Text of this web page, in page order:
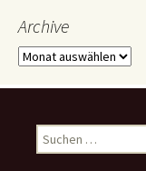
Archive
Archive
Suchen
nach: